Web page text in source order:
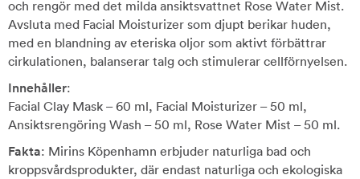
och rengör med det milda ansiktsvattnet Rose Water Mist.
Avsluta med Facial Moisturizer som djupt berikar huden,
med en blandning av eteriska oljor som aktivt förbättrar
cirkulationen, balanserar talg och stimulerar cellförnyelsen.
Innehåller:
Facial Clay Mask – 60 ml, Facial Moisturizer – 50 ml,
Ansiktsrengöring Wash – 50 ml, Rose Water Mist – 50 ml.
Fakta: Mirins Köpenhamn erbjuder naturliga bad och
kroppsvårdsprodukter, där endast naturliga och ekologiska